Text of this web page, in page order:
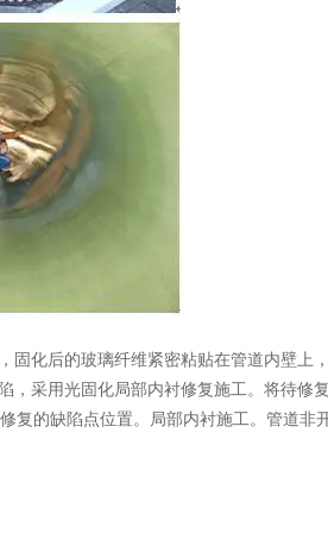
固化后的玻璃纤维紧密粘贴在管道内壁上
，采用光固化局部内衬修复施工。将待修
复的缺陷点位置。局部内衬施工。管道非